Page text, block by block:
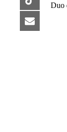
Duo